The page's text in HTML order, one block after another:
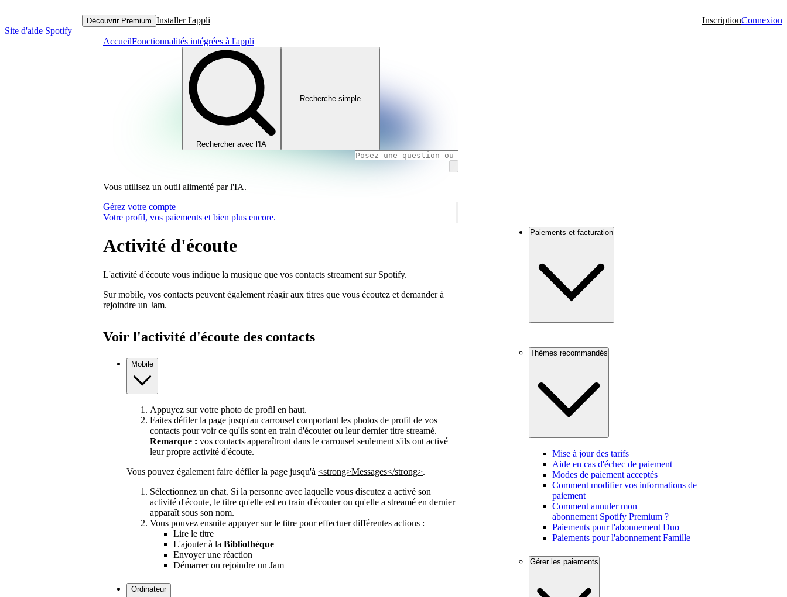
Site d'aide Spotify
Découvrir Premium Installer l'appli InscriptionConnexion
AccueilFonctionnalités intégrées à l'appli
Rechercher avec l'IA
Recherche simple
Vous utilisez un outil alimenté par l'IA.
Gérez votre compte
Votre profil, vos paiements et bien plus encore.
Activité d'écoute
L'activité d'écoute vous indique la musique que vos contacts streament sur Spotify.
Sur mobile, vos contacts peuvent également réagir aux titres que vous écoutez et demander à
rejoindre un Jam.
Voir l'activité d'écoute des contacts
Mobile
Appuyez sur votre photo de profil en haut.
Faites défiler la page jusqu'au carrousel comportant les photos de profil de vos
contacts pour voir ce qu'ils sont en train d'écouter ou leur dernier titre streamé.
Remarque : vos contacts apparaîtront dans le carrousel seulement s'ils ont activé
leur propre activité d'écoute.
Vous pouvez également faire défiler la page jusqu'à <strong>Messages</strong>.
Sélectionnez un chat. Si la personne avec laquelle vous discutez a activé son
activité d'écoute, le titre qu'elle est en train d'écouter ou qu'elle a streamé en dernier
apparaît sous son nom.
Vous pouvez ensuite appuyer sur le titre pour effectuer différentes actions :
Lire le titre
L'ajouter à la Bibliothèque
Envoyer une réaction
Démarrer ou rejoindre un Jam
Ordinateur
Paiements et facturation
Thèmes recommandés
Mise à jour des tarifs
Aide en cas d'échec de paiement
Modes de paiement acceptés
Comment modifier vos informations de
paiement
Comment annuler mon
abonnement Spotify Premium ?
Paiements pour l'abonnement Duo
Paiements pour l'abonnement Famille
Gérer les paiements